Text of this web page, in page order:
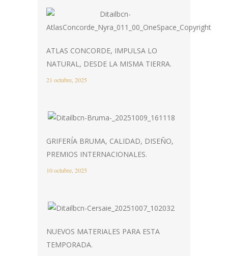
ATLAS CONCORDE, IMPULSA LO
NATURAL, DESDE LA MISMA TIERRA.
21 octubre, 2025
GRIFERÍA BRUMA, CALIDAD, DISEÑO,
PREMIOS INTERNACIONALES.
10 octubre, 2025
NUEVOS MATERIALES PARA ESTA
TEMPORADA.